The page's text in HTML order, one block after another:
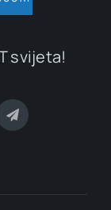
svijeta!